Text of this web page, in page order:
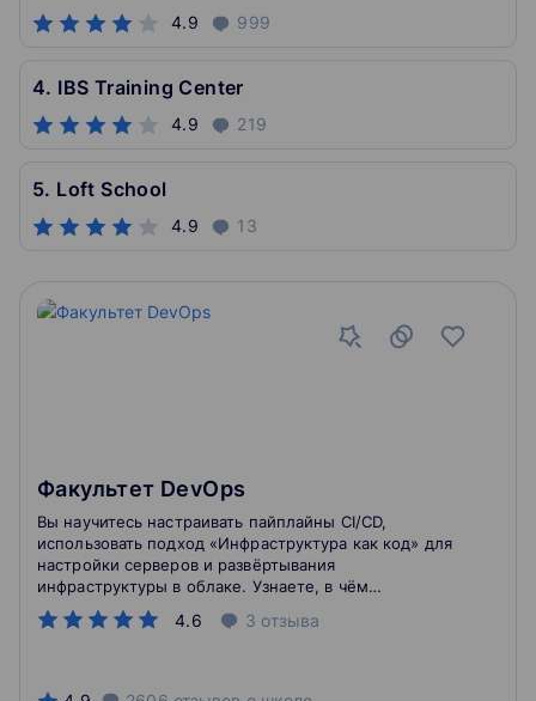
4.9 999
4. IBS Training Center
4.9 219
5. Loft School
4.9 13
Факультет DevOps
4.6 3 отзыва
Вы научитесь настраивать пайплайны CI/CD,
использовать подход «Инфраструктура как код» для
настройки серверов и развёртывания
инфраструктуры в облаке. Узнаете, в чём
преимущество микросервисной архитектуры по
сравнению с традиционной. Сможете работать с